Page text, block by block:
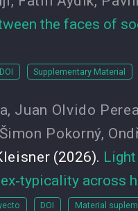
the faces of
DOI Supplementary Material
, Juan Olvido
Šimon Pokorný,
(2026).
across
DOI Material